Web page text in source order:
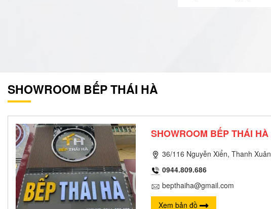
SHOWROOM BẾP THÁI HÀ
SHOWROOM BẾP THÁI HÀ
36/116 Nguyễn Xiển, Thanh
0944.809.686
bepthaiha@gmail.com
Xem bản đồ